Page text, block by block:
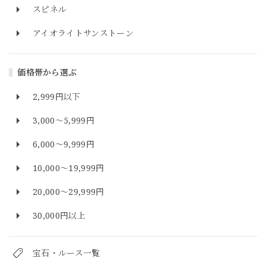
スピネル
アイオライトサンストーン
価格帯から選ぶ
2,999円以下
3,000～5,999円
6,000～9,999円
10,000～19,999円
20,000～29,999円
30,000円以上
宝石・ルース一覧